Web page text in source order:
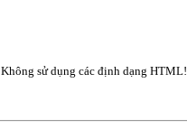
Không sử dụng các định dạng HTML!